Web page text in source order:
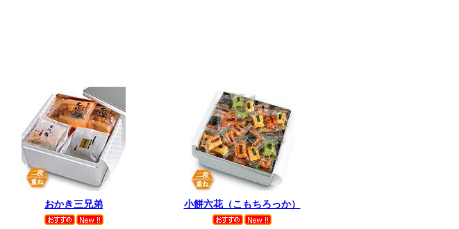
おかき三兄弟 小餅六花（こもちろっか）